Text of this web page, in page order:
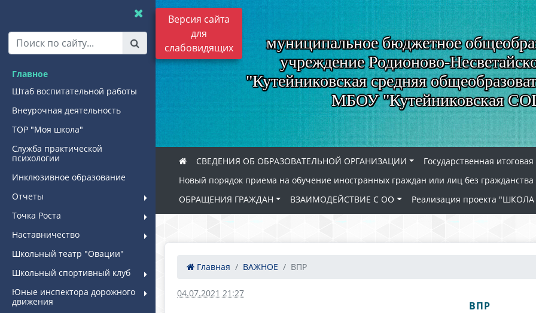
Главное
Штаб воспитательной работы
Внеурочная деятельность
ТОР "Моя школа"
Служба практической
психологии
Инклюзивное образование
Отчеты
Точка Роста
Наставничество
Школьный театр "Овации"
Школьный спортивный клуб
Юные инспектора дорожного
движения
Версия сайта
для
слабовидящих
муниципальное бюджетное
учреждение Родионово-
"Кутейниковская средняя
МБОУ "Кутейниковская
СВЕДЕНИЯ ОБ ОБРАЗОВАТЕЛЬНОЙ ОРГАНИЗАЦИИ
Государственная
Новый порядок приема на обучение иностранных граждан или лиц без гражданства
ОБРАЩЕНИЯ ГРАЖДАН
ВЗАИМОДЕЙСТВИЕ С ОО Реализация проекта
Главная ВАЖНОЕ ВПР
04.07.2021 21:27
ВПР